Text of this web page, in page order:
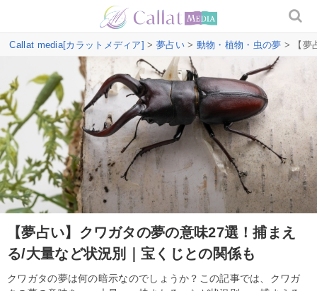
Callat media[カラットメディア] > 夢占い> 動物・植物・虫の夢 > 【夢
【夢占い】クワガタの夢の意味27選！捕まえ
る/大量など状況別｜宝くじとの関係も
クワガタの夢は何の暗示なのでしょうか？この記事では、クワガ